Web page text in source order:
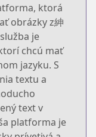
ktorá
obrázky z紳
je
chcú mať
jazyku. S
textu a
text v
platforma je